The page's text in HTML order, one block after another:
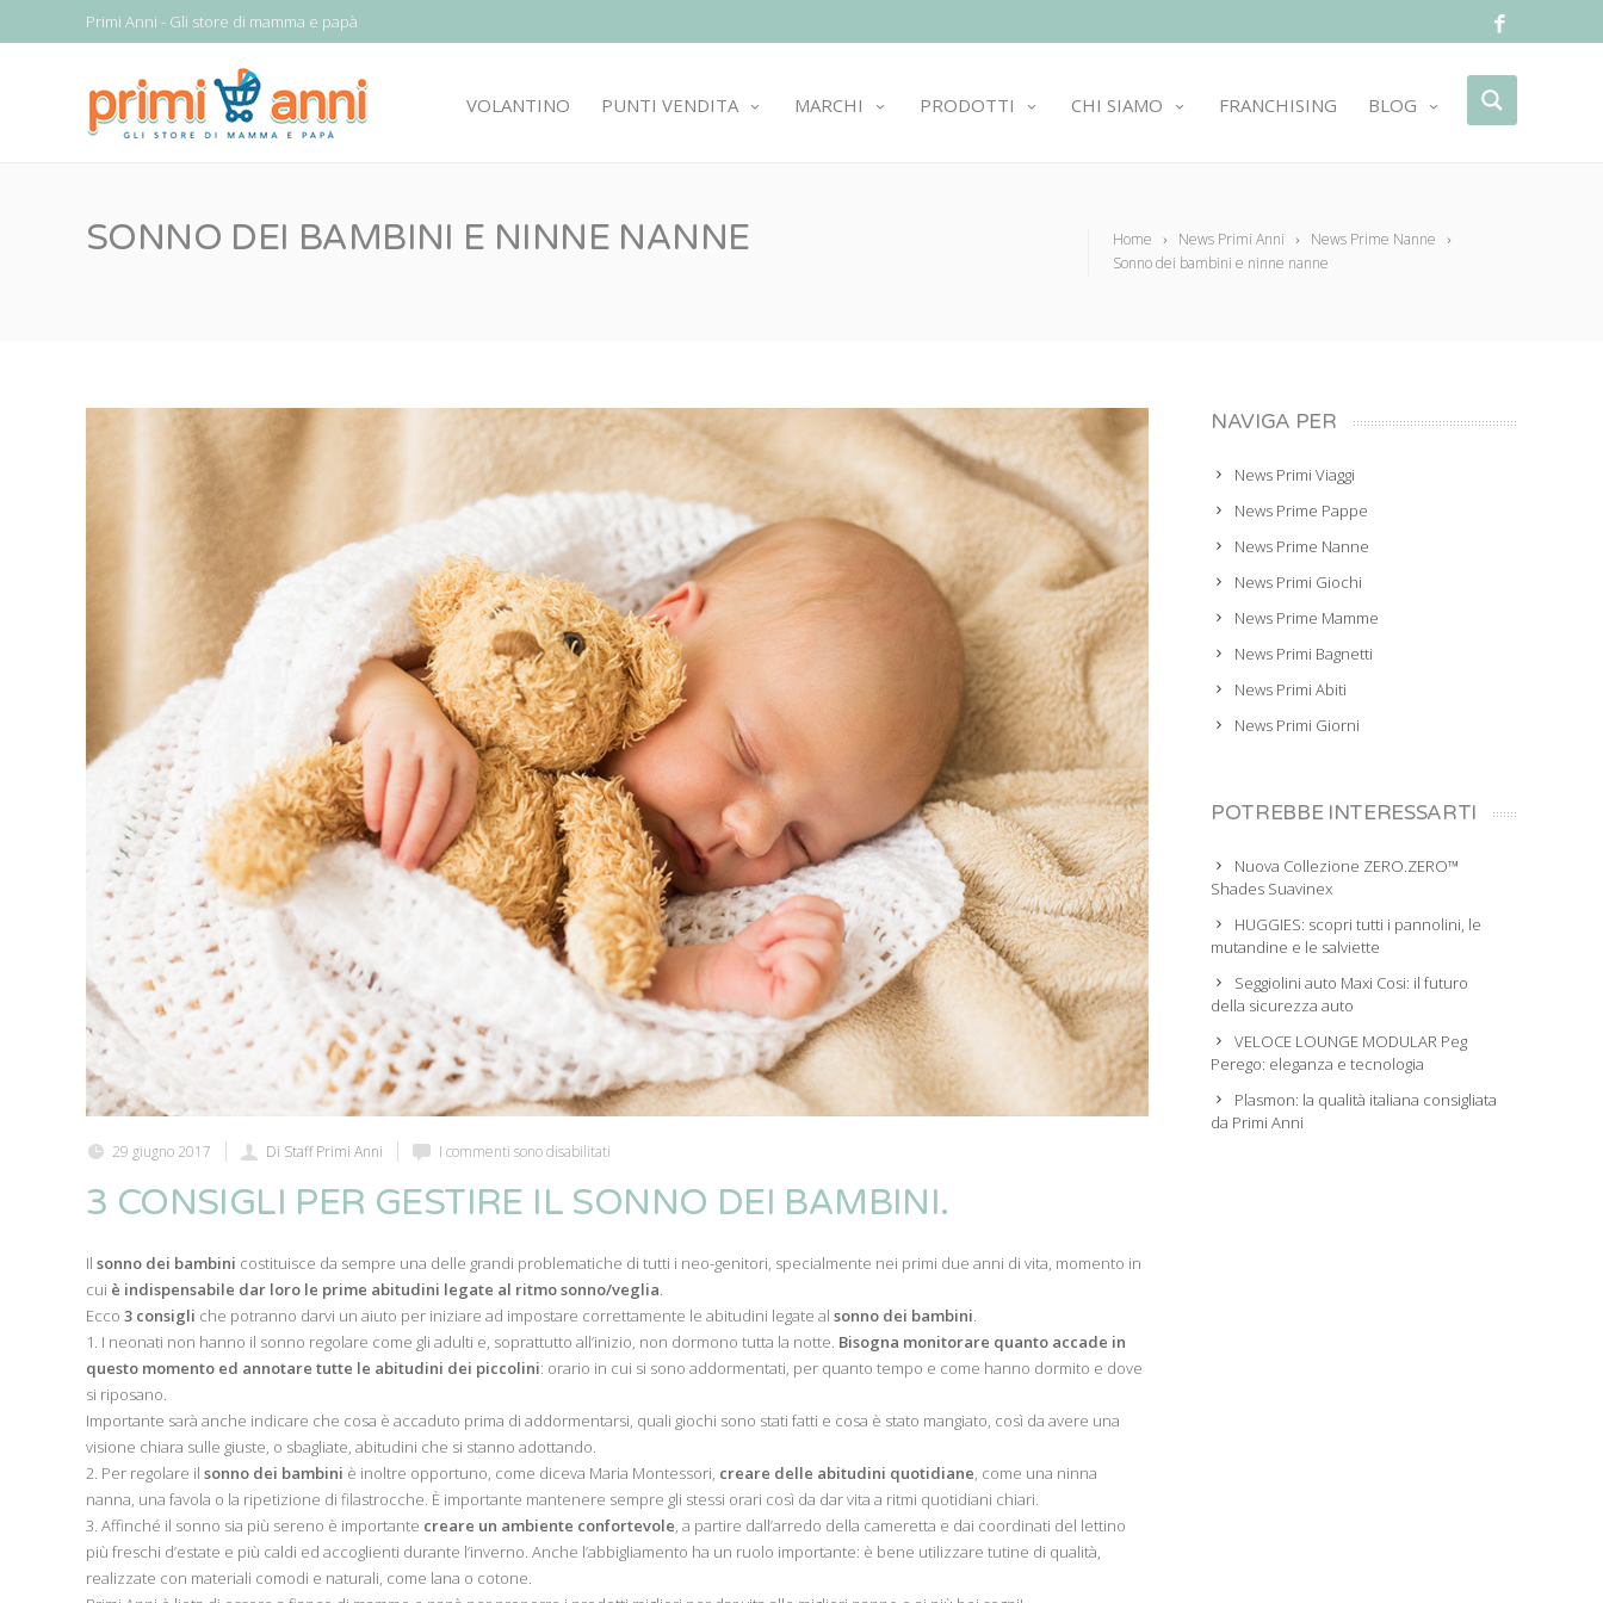
Primi Anni - Gli store di mamma e papà
VOLANTINO PUNTI VENDITA MARCHI PRODOTTI CHI SIAMO FRANCHISING BLOG
Home News Primi Anni
News Prime Nanne
Sonno dei bambini e ninne nanne
SONNO DEI BAMBINI E NINNE NANNE
29 giugno 2017 Di Staff Primi Anni I commenti sono disabilitati
3 CONSIGLI PER GESTIRE IL SONNO DEI BAMBINI.
Il sonno dei bambini costituisce da sempre una delle grandi problematiche di tutti i neo-genitori, specialmente nei primi due anni di vita, momento in
cui è indispensabile dar loro le prime abitudini legate al ritmo sonno/veglia.
Ecco 3 consigli che potranno darvi un aiuto per iniziare ad impostare correttamente le abitudini legate al sonno dei bambini.
1. I neonati non hanno il sonno regolare come gli adulti e, soprattutto all’inizio, non dormono tutta la notte. Bisogna monitorare quanto accade in
questo momento ed annotare tutte le abitudini dei piccolini: orario in cui si sono addormentati, per quanto tempo e come hanno dormito e dove
si riposano.
Importante sarà anche indicare che cosa è accaduto prima di addormentarsi, quali giochi sono stati fatti e cosa è stato mangiato, così da avere una
visione chiara sulle giuste, o sbagliate, abitudini che si stanno adottando.
2. Per regolare il sonno dei bambini è inoltre opportuno, come diceva Maria Montessori, creare delle abitudini quotidiane, come una ninna
nanna, una favola o la ripetizione di filastrocche. È importante mantenere sempre gli stessi orari così da dar vita a ritmi quotidiani chiari.
3. Affinché il sonno sia più sereno è importante creare un ambiente confortevole, a partire dall’arredo della cameretta e dai coordinati del lettino
più freschi d’estate e più caldi ed accoglienti durante l’inverno. Anche l’abbigliamento ha un ruolo importante: è bene utilizzare tutine di qualità,
realizzate con materiali comodi e naturali, come lana o cotone.
NAVIGA PER
News Primi Viaggi
News Prime Pappe
News Prime Nanne
News Primi Giochi
News Prime Mamme
News Primi Bagnetti
News Primi Abiti
News Primi Giorni
POTREBBE INTERESSARTI
Nuova Collezione ZERO.ZERO™
Shades Suavinex
HUGGIES: scopri tutti i pannolini, le
mutandine e le salviette
Seggiolini auto Maxi Cosi: il futuro
della sicurezza auto
VELOCE LOUNGE MODULAR Peg
Perego: eleganza e tecnologia
Plasmon: la qualità italiana consigliata
da Primi Anni